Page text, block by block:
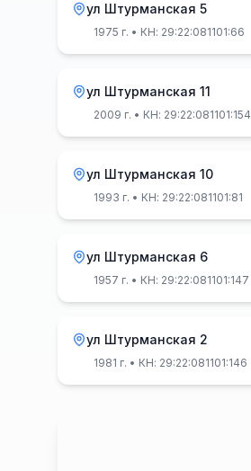
ул Штурманская 5
1975 г. • КН: 29:22:081101:66
ул Штурманская 11
2009 г. • КН: 29:22:081101:154
ул Штурманская 10
1993 г. • КН: 29:22:081101:81
ул Штурманская 6
1957 г. • КН: 29:22:081101:147
ул Штурманская 2
1981 г. • КН: 29:22:081101:146